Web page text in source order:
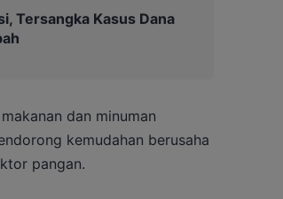
Tersangka Kasus Dana
dan minuman
kemudahan berusaha
pangan.